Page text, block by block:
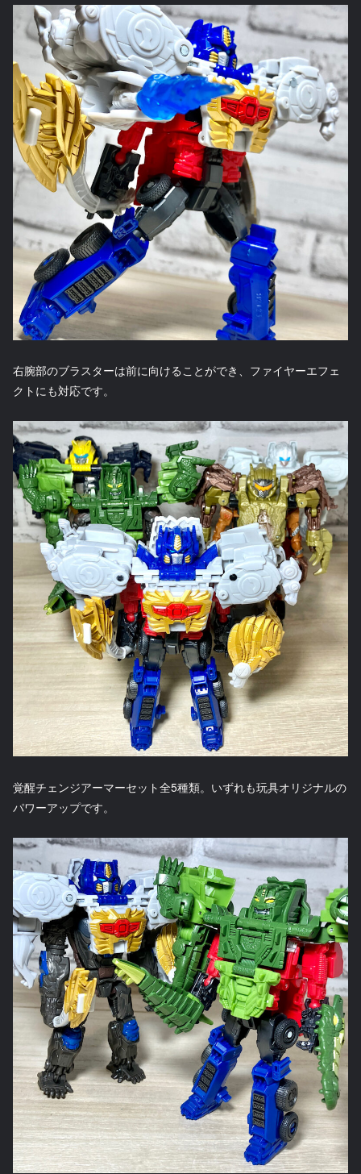
右腕部のブラスターは前に向けることができ、ファイヤーエフェ
クトにも対応です。
覚醒チェンジアーマーセット全5種類。いずれも玩具オリジナルの
パワーアップです。